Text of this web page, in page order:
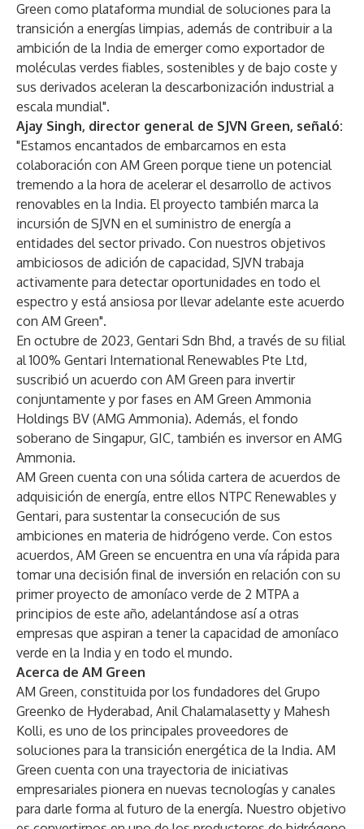
Green como plataforma mundial de soluciones para la
transición a energías limpias, además de contribuir a la
ambición de la India de emerger como exportador de
moléculas verdes fiables, sostenibles y de bajo coste y
sus derivados aceleran la descarbonización industrial a
escala mundial".
Ajay Singh, director general de SJVN Green, señaló:
"Estamos encantados de embarcarnos en esta
colaboración con AM Green porque tiene un potencial
tremendo a la hora de acelerar el desarrollo de activos
renovables en la India. El proyecto también marca la
incursión de SJVN en el suministro de energía a
entidades del sector privado. Con nuestros objetivos
ambiciosos de adición de capacidad, SJVN trabaja
activamente para detectar oportunidades en todo el
espectro y está ansiosa por llevar adelante este acuerdo
con AM Green".
En octubre de 2023, Gentari Sdn Bhd, a través de su filial
al 100% Gentari International Renewables Pte Ltd,
suscribió un acuerdo con AM Green para invertir
conjuntamente y por fases en AM Green Ammonia
Holdings BV (AMG Ammonia). Además, el fondo
soberano de Singapur, GIC, también es inversor en AMG
Ammonia.
AM Green cuenta con una sólida cartera de acuerdos de
adquisición de energía, entre ellos NTPC Renewables y
Gentari, para sustentar la consecución de sus
ambiciones en materia de hidrógeno verde. Con estos
acuerdos, AM Green se encuentra en una vía rápida para
tomar una decisión final de inversión en relación con su
primer proyecto de amoníaco verde de 2 MTPA a
principios de este año, adelantándose así a otras
empresas que aspiran a tener la capacidad de amoníaco
verde en la India y en todo el mundo.
Acerca de AM Green
AM Green, constituida por los fundadores del Grupo
Greenko de Hyderabad, Anil Chalamalasetty y Mahesh
Kolli, es uno de los principales proveedores de
soluciones para la transición energética de la India. AM
Green cuenta con una trayectoria de iniciativas
empresariales pionera en nuevas tecnologías y canales
para darle forma al futuro de la energía. Nuestro objetivo